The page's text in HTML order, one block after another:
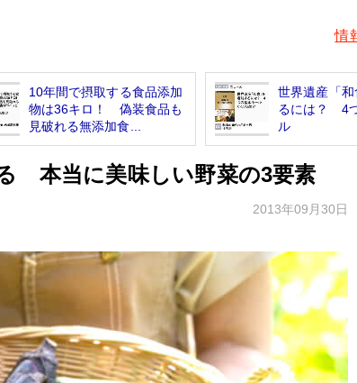
情
10年間で摂取する食品添加
物は36キロ！ 偽装食品も
見破れる無添加食...
世界遺産「
るには？ 4
ル
本当に美味しい野菜の3要素
2013年09月30日